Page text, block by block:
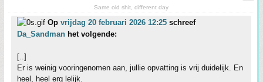
Same old shit, different day
Op vrijdag 20 februari 2026 12:25 schreef
Da_Sandman het volgende:
[..]
Er is weinig vooringenomen aan, jullie opvatting is vrij duidelijk. En
heel, heel erg lelijk.